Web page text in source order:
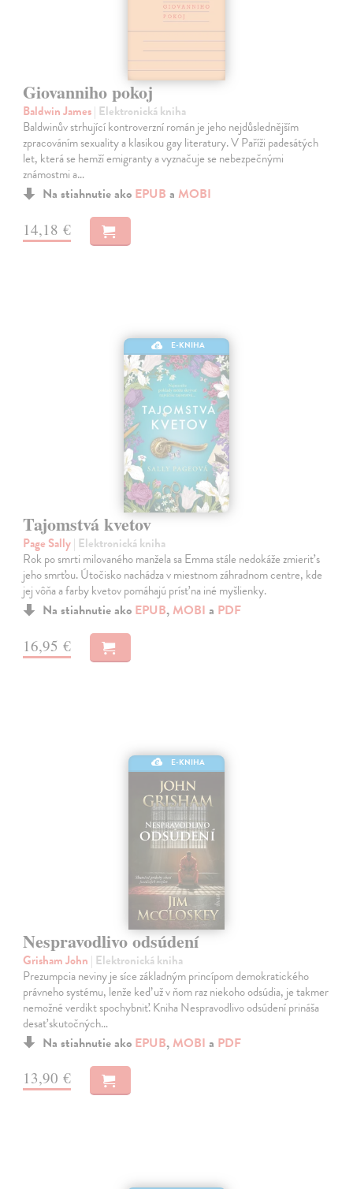
Giovanniho pokoj
Baldwin James| Elektronická kniha
Baldwinův strhující kontroverzní román je jeho nejdůslednějším
zpracováním sexuality a klasikou gay literatury. V Paříži padesátých
let, která se hemží emigranty a vyznačuje se nebezpečnými
známostmi a…
Na stiahnutie ako EPUB a MOBI
14,18 €
E-KNIHA
Tajomstvá kvetov
Page Sally| Elektronická kniha
Rok po smrti milovaného manžela sa Emma stále nedokáže zmieriť s
jeho smrťou. Útočisko nachádza v miestnom záhradnom centre, kde
jej vôňa a farby kvetov pomáhajú prísť na iné myšlienky.
Na stiahnutie ako EPUB, MOBI a PDF
16,95 €
E-KNIHA
Nespravodlivo odsúdení
Grisham John | Elektronická kniha
Prezumpcia neviny je síce základným princípom demokratického
právneho systému, lenže keď už v ňom raz niekoho odsúdia, je takmer
nemožné verdikt spochybniť. Kniha Nespravodlivo odsúdení prináša
desať skutočných…
Na stiahnutie ako EPUB, MOBI a PDF
13,90 €